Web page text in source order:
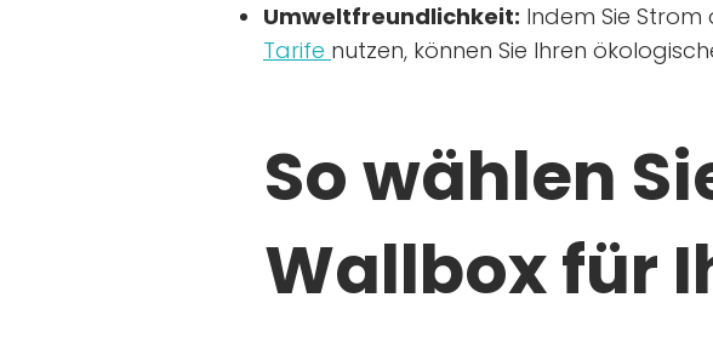
Umweltfreundlichkeit: Indem Sie
Tarife nutzen, können Sie Ihren
So wählen
Wallbox für